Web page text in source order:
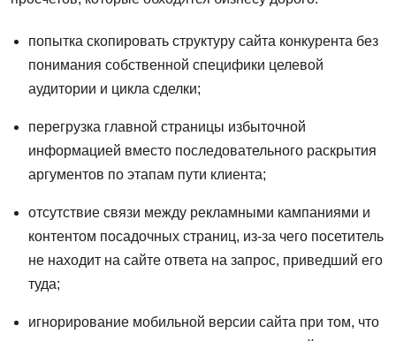
попытка скопировать структуру сайта конкурента без
понимания собственной специфики целевой
аудитории и цикла сделки;
перегрузка главной страницы избыточной
информацией вместо последовательного раскрытия
аргументов по этапам пути клиента;
отсутствие связи между рекламными кампаниями и
контентом посадочных страниц, из-за чего посетитель
не находит на сайте ответа на запрос, приведший его
туда;
игнорирование мобильной версии сайта при том, что